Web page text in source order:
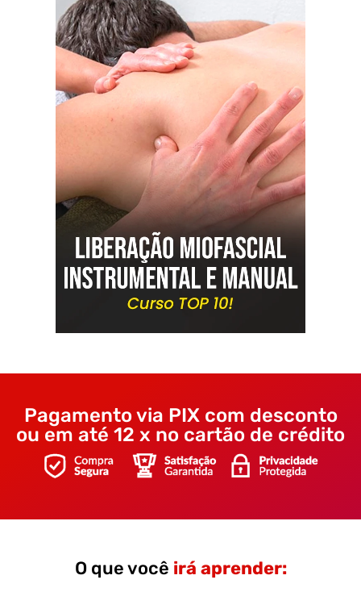
Pagamento via PIX com desconto
ou em até 12 x no cartão de crédito
O que você irá aprender: